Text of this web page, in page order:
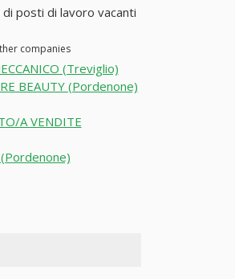
di posti di lavoro vacanti
companies
(Treviglio)
BEAUTY (Pordenone)
A VENDITE